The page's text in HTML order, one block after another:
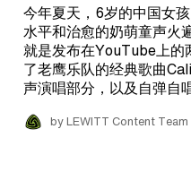
今年夏天，6岁的中国女
水平和治愈的奶萌童声火
就是发布在YouTube上
了老鹰乐队的经典歌曲
声演唱部分，以及自弹
by LEWITT Content Team